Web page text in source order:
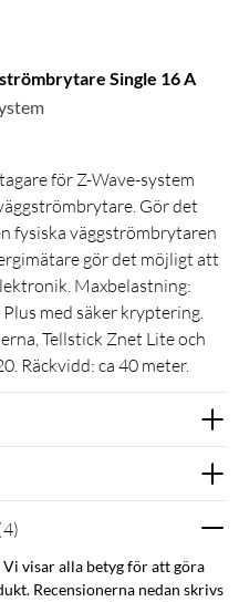
Single 16 A
för Z-Wave-system
Gör det
fysiska väggströmbrytaren
gör det möjligt att
Maxbelastning:
med säker kryptering.
Tellstick Znet Lite och
Räckvidd: ca 40 meter.
4)
visar alla betyg för att göra
Recensionerna nedan skrivs